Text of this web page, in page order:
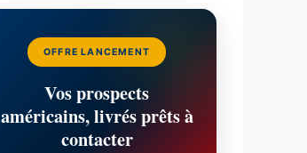
OFFRE LANCEMENT
Vos prospects
américains, livrés prêts à
contacter